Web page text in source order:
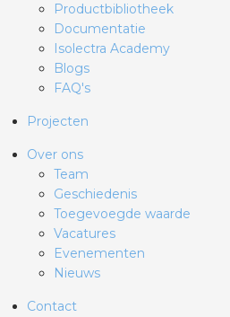
Productbibliotheek
Documentatie
Isolectra Academy
Blogs
FAQ's
Projecten
Over ons
Team
Geschiedenis
Toegevoegde waarde
Vacatures
Evenementen
Nieuws
Contact